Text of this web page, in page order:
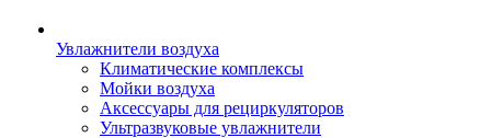
Увлажнители воздуха
Климатические комплексы
Мойки воздуха
Аксессуары для рециркуляторов
Ультразвуковые увлажнители